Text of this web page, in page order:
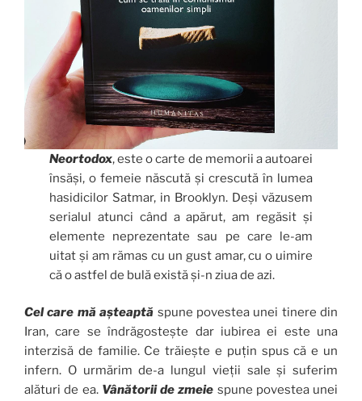
Neortodox, este o carte de memorii a autoarei
însăși, o femeie născută și crescută în lumea
hasidicilor Satmar, in Brooklyn. Deși văzusem
serialul atunci când a apărut, am regăsit și
elemente neprezentate sau pe care le-am
uitat și am rămas cu un gust amar, cu o uimire
că o astfel de bulă există și-n ziua de azi.
Cel care mă așteaptă spune povestea unei tinere din
Iran, care se îndrăgostește dar iubirea ei este una
interzisă de familie. Ce trăiește e puțin spus că e un
infern. O urmărim de-a lungul vieții sale și suferim
alături de ea. Vânătorii de zmeie spune povestea unei